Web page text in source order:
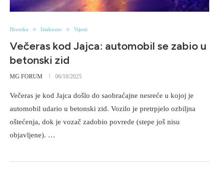
Hronika Istaknuto Vijesti
Večeras kod Jajca: automobil se zabio u
betonski zid
MG FORUM 06/10/2025
Večeras je kod Jajca došlo do saobraćajne nesreće u kojoj je
automobil udario u betonski zid. Vozilo je pretrpjelo ozbiljna
oštećenja, dok je vozač zadobio povrede (stepe još nisu
objavljene). …